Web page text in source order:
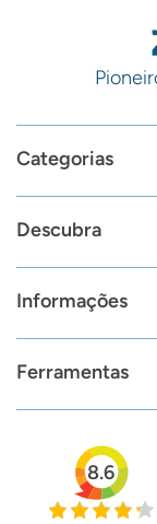
Categorias
Descubra
Informações
Ferramentas
8.6